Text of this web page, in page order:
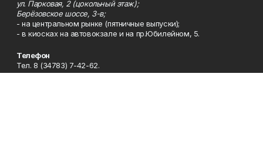
ул. Парковая, 2 (цокольный этаж);
Берёзовское шоссе, 3-в;
- на центральном рынке (пятничные выпуски);
- в киосках на автовокзале и на пр.Юбилейном, 5.
Телефон
Тел. 8 (34783) 7-42-62.